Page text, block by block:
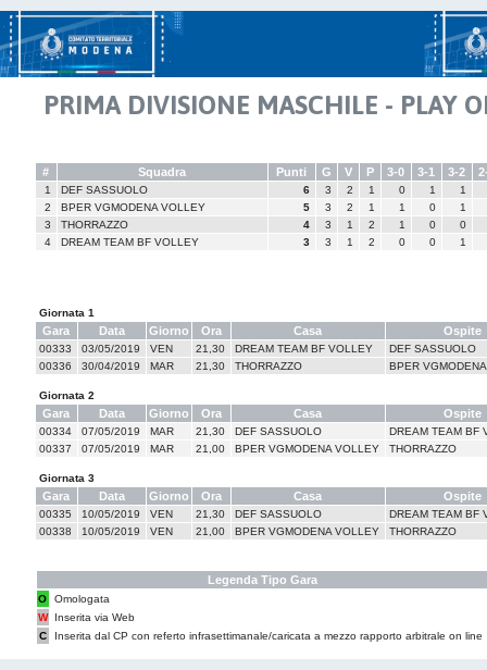
PRIMA DIVISIONE MASCHILE - PLAY
# Squadra Punti G V P 3-0 3-1 3-2
1 DEF SASSUOLO 6 3 2 1 0 1
1
2
BPER VGMODENA VOLLEY 5 3 2 1 1 0
1
3
THORRAZZO 4 3 1 2 1 0
0
4
DREAM TEAM BF VOLLEY 3 3 1 2 0 0 1
Giornata 1
Gara Data Giorno Ora Casa Ospite
00333 03/05/2019 VEN 21,30 DREAM TEAM BF VOLLEY
DEF SASSUOLO
00336
30/04/2019 MAR 21,30 THORRAZZO BPER
Giornata 2
Gara Data Giorno Ora Casa Ospite
00334 07/05/2019 MAR 21,30 DEF SASSUOLO
DREAM TEAM BF
00337
07/05/2019 MAR 21,00 BPER VGMODENA VOLLEY THORRAZZO
Giornata 3
Gara Data Giorno Ora Casa Ospite
00335 10/05/2019 VEN 21,30 DEF SASSUOLO
DREAM TEAM BF
00338
10/05/2019 VEN 21,00 BPER VGMODENA VOLLEY THORRAZZO
Legenda Tipo Gara
O
Omologata
W
Inserita via Web
C
Inserita dal CP con referto infrasettimanale/caricata a mezzo rapporto arbitrale on line